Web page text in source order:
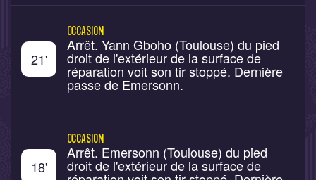
21'
OCCASION
Arrêt. Yann Gboho (Toulouse) du pied
droit de l'extérieur de la surface de
réparation voit son tir stoppé. Dernière
passe de Emersonn.
18'
OCCASION
Arrêt. Emersonn (Toulouse) du pied
droit de l'extérieur de la surface de